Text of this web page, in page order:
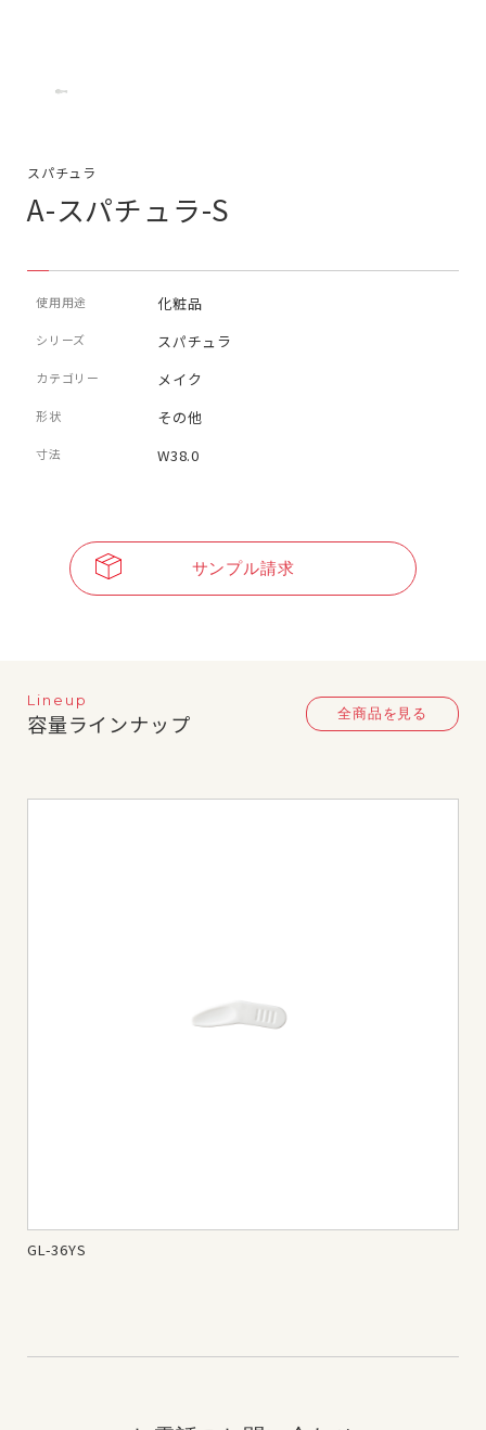
スパチュラ
A-スパチュラ-S
使用用途 化粧品
シリーズ スパチュラ
カテゴリー メイク
形状 その他
寸法 W38.0
サンプル請求
Lineup
容量ラインナップ 全商品を見る
GL-36YS